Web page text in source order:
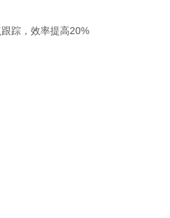
踪，效率提高20%